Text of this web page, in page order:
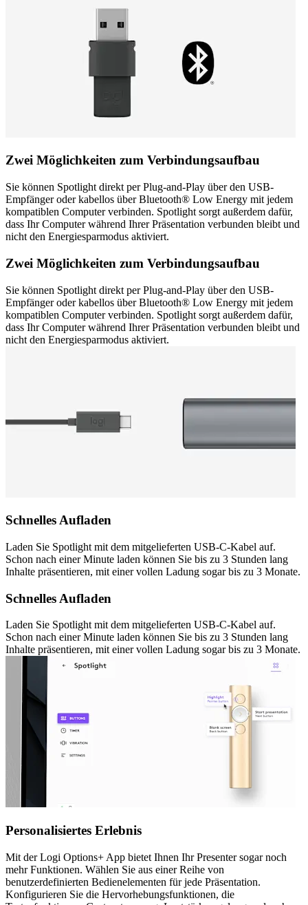
Zwei Möglichkeiten zum Verbindungsaufbau
Sie können Spotlight direkt per Plug-and-Play über den USB-
Empfänger oder kabellos über Bluetooth® Low Energy mit jedem
kompatiblen Computer verbinden. Spotlight sorgt außerdem dafür,
dass Ihr Computer während Ihrer Präsentation verbunden bleibt und
nicht den Energiesparmodus aktiviert.
Zwei Möglichkeiten zum Verbindungsaufbau
Sie können Spotlight direkt per Plug-and-Play über den USB-
Empfänger oder kabellos über Bluetooth® Low Energy mit jedem
kompatiblen Computer verbinden. Spotlight sorgt außerdem dafür,
dass Ihr Computer während Ihrer Präsentation verbunden bleibt und
nicht den Energiesparmodus aktiviert.
Schnelles Aufladen
Laden Sie Spotlight mit dem mitgelieferten USB-C-Kabel auf.
Schon nach einer Minute laden können Sie bis zu 3 Stunden lang
Inhalte präsentieren, mit einer vollen Ladung sogar bis zu 3 Monate.
Schnelles Aufladen
Laden Sie Spotlight mit dem mitgelieferten USB-C-Kabel auf.
Schon nach einer Minute laden können Sie bis zu 3 Stunden lang
Inhalte präsentieren, mit einer vollen Ladung sogar bis zu 3 Monate.
Personalisiertes Erlebnis
Mit der Logi Options+ App bietet Ihnen Ihr Presenter sogar noch
mehr Funktionen. Wählen Sie aus einer Reihe von
benutzerdefinierten Bedienelementen für jede Präsentation.
Konfigurieren Sie die Hervorhebungsfunktionen, die